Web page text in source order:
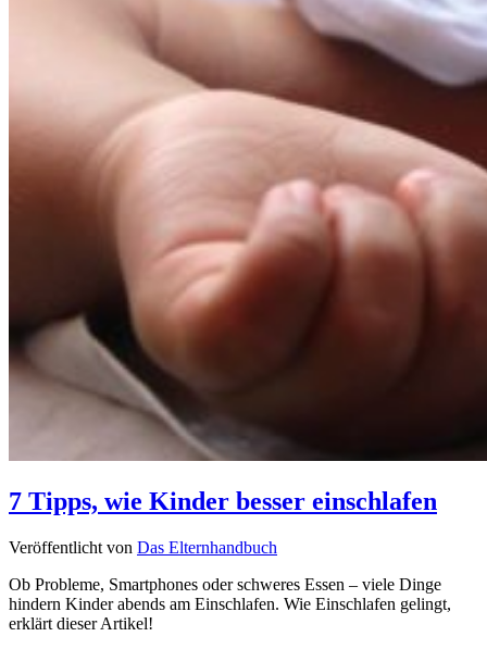
7 Tipps, wie Kinder besser einschlafen
Veröffentlicht von Das Elternhandbuch
Ob Probleme, Smartphones oder schweres Essen – viele Dinge
hindern Kinder abends am Einschlafen. Wie Einschlafen gelingt,
erklärt dieser Artikel!